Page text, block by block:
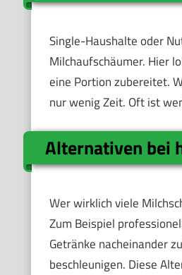
Single-Haushalte oder
Milchaufschäumer. Hier
eine Portion zubereitet.
nur wenig Zeit. Oft ist
Alternativen bei
Wer wirklich viele
Zum Beispiel
Getränke nacheinander
beschleunigen. Diese